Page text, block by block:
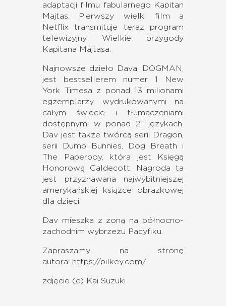
adaptacji filmu fabularnego Kapitan
Majtas: Pierwszy wielki film a
Netflix transmituje teraz program
telewizyjny Wielkie przygody
Kapitana Majtasa.
Najnowsze dzieło Dava, DOGMAN,
jest bestsellerem numer 1 New
York Timesa z ponad 13 milionami
egzemplarzy wydrukowanymi na
całym świecie i tłumaczeniami
dostępnymi w ponad 21 językach.
Dav jest także twórcą serii Dragon,
serii Dumb Bunnies, Dog Breath i
The Paperboy, która jest Księgą
Honorową Caldecott. Nagroda ta
jest przyznawana najwybitniejszej
amerykańskiej książce obrazkowej
dla dzieci.
Dav mieszka z żoną na północno-
zachodnim wybrzeżu Pacyfiku.
Zapraszamy na stronę
autora: https://pilkey.com/
zdjęcie (c) Kai Suzuki